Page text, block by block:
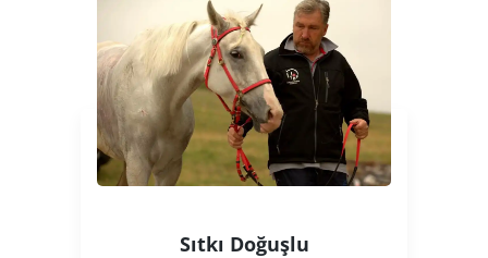
Sıtkı Doğuşlu